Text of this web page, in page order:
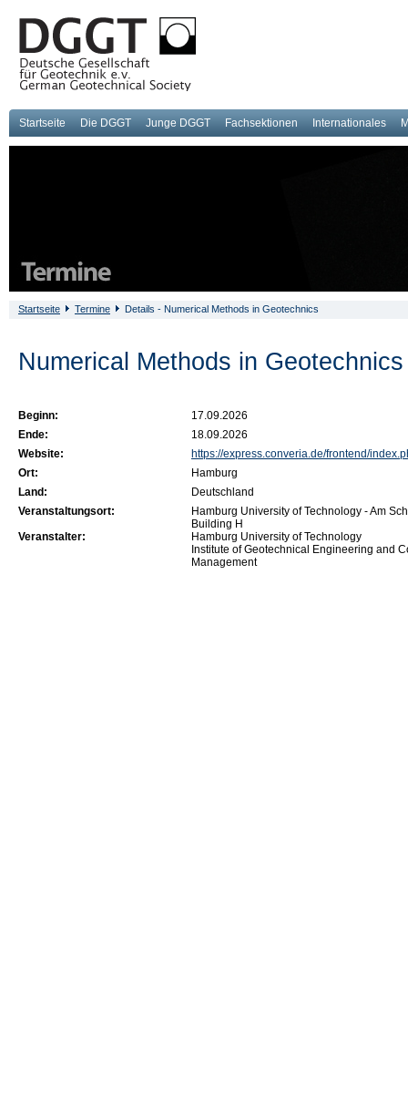
Startseite Die DGGT Junge DGGT Fachsektionen Internationales
Startseite Termine Details - Numerical Methods in Geotechnics
Numerical Methods in Geotechnics
Beginn:
17.09.2026
Ende:
18.09.2026
Website:
https://express.converia.de/frontend/
Ort:
Hamburg
Land:
Deutschland
Veranstaltungsort:
Hamburg University of Technology - Am
Building H
Veranstalter:
Hamburg University of Technology
Institute of Geotechnical Engineering and
Management